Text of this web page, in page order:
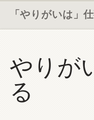
「やりがいは」
やりが
る